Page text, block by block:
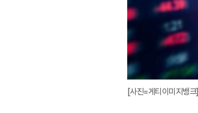
[사진=게티이미지뱅크]